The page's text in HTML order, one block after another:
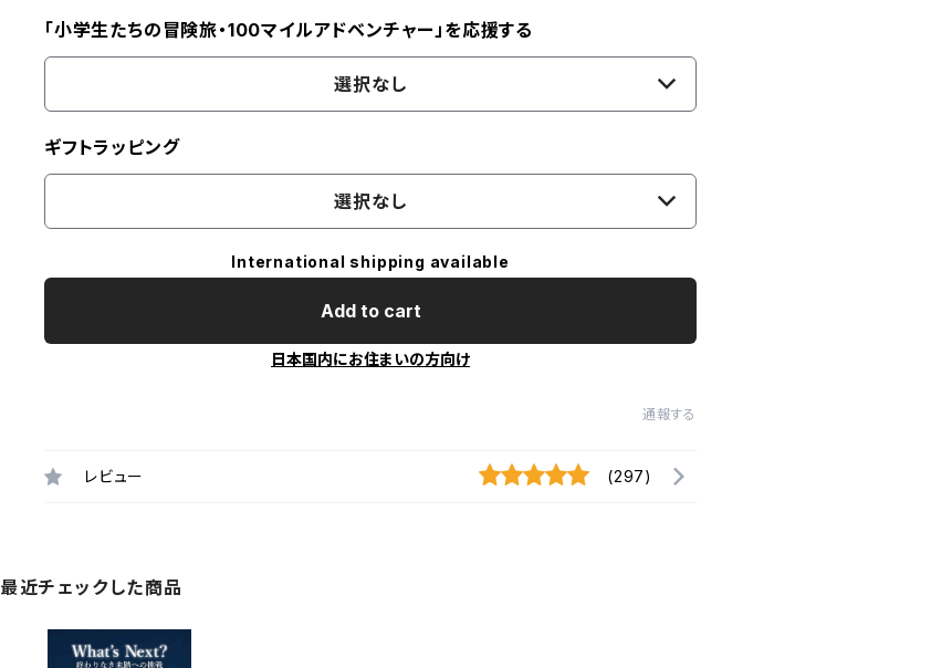
「小学生たちの冒険旅・100マイルアドベンチャー」を応援する
選択なし
ギフトラッピング
選択なし
International shipping available
Add to cart
日本国内にお住まいの方向け
通報する
レビュー (297)
最近チェックした商品